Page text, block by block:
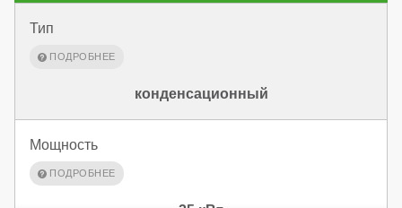
Тип
конденсационный
Мощность